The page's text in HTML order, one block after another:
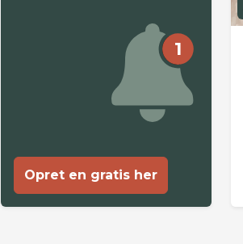
1
Opret en gratis her